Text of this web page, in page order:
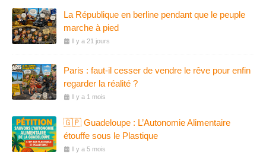
La République en berline pendant que le peuple
marche à pied
Il y a 21 jours
Paris : faut-il cesser de vendre le rêve pour enfin
regarder la réalité ?
Il y a 1 mois
🇬🇵 Guadeloupe : L’Autonomie Alimentaire
étouffe sous le Plastique
Il y a 5 mois